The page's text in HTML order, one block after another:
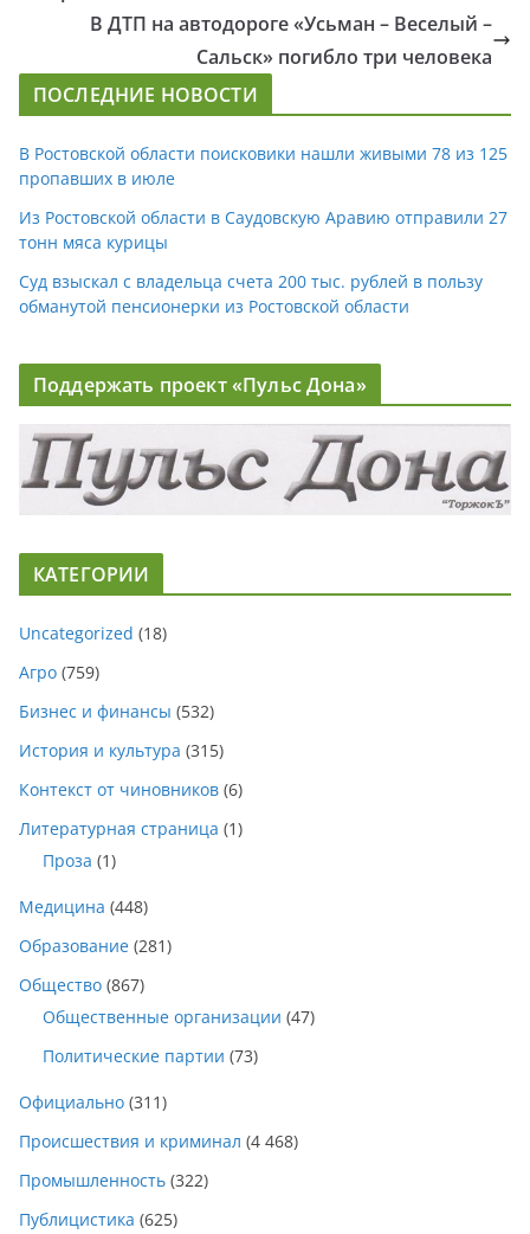
В ДТП на автодороге «Усьман – Веселый –
Сальск» погибло три человека
ПОСЛЕДНИЕ НОВОСТИ
В Ростовской области поисковики нашли живыми 78 из 125
пропавших в июле
Из Ростовской области в Саудовскую Аравию отправили 27
тонн мяса курицы
Суд взыскал с владельца счета 200 тыс. рублей в пользу
обманутой пенсионерки из Ростовской области
Поддержать проект «Пульс Дона»
КАТЕГОРИИ
Uncategorized (18)
Агро (759)
Бизнес и финансы (532)
История и культура (315)
Контекст от чиновников (6)
Литературная страница (1)
Проза (1)
Медицина (448)
Образование (281)
Общество (867)
Общественные организации (47)
Политические партии (73)
Официально (311)
Происшествия и криминал (4 468)
Промышленность (322)
Публицистика (625)